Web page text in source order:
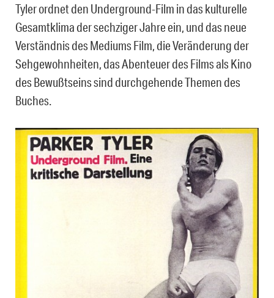
Tyler ordnet den Underground-Film in das kulturelle
Gesamtklima der sechziger Jahre ein, und das neue
Verständnis des Mediums Film, die Veränderung der
Sehgewohnheiten, das Abenteuer des Films als Kino
des Bewußtseins sind durchgehende Themen des
Buches.